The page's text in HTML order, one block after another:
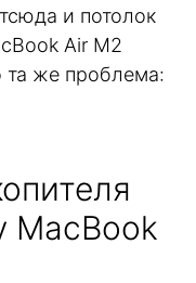
и потолок
Air M2
та же проблема:
MacBook